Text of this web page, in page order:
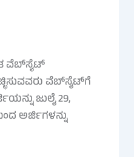
ವೆಬ್‌ಸೈಟ್
ವೆಬ್‌ಸೈಟ್‌ಗೆ
ಜುಲೈ 29,
ಅರ್ಜಿಗಳನ್ನು